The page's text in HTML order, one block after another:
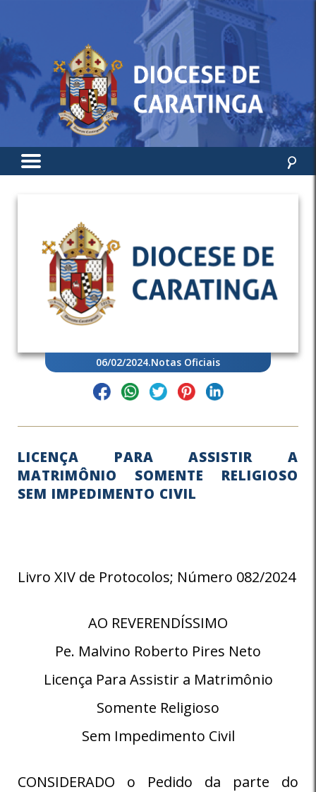
06/02/2024.Notas Oficiais
LICENÇA PARA ASSISTIR A
MATRIMÔNIO SOMENTE RELIGIOSO
SEM IMPEDIMENTO CIVIL
Livro XIV de Protocolos; Número 082/2024
AO REVERENDÍSSIMO
Pe. Malvino Roberto Pires Neto
Licença Para Assistir a Matrimônio
Somente Religioso
Sem Impedimento Civil
CONSIDERADO o Pedido da parte do